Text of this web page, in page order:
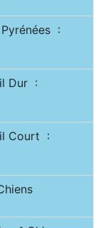
Pyrénées :
Dur :
Court :